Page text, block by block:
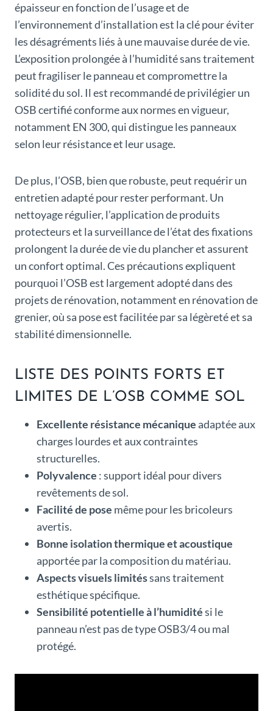
épaisseur en fonction de l’usage et de
l’environnement d’installation est la clé pour éviter
les désagréments liés à une mauvaise durée de vie.
L’exposition prolongée à l’humidité sans traitement
peut fragiliser le panneau et compromettre la
solidité du sol. Il est recommandé de privilégier un
OSB certifié conforme aux normes en vigueur,
notamment EN 300, qui distingue les panneaux
selon leur résistance et leur usage.
De plus, l’OSB, bien que robuste, peut requérir un
entretien adapté pour rester performant. Un
nettoyage régulier, l’application de produits
protecteurs et la surveillance de l’état des fixations
prolongent la durée de vie du plancher et assurent
un confort optimal. Ces précautions expliquent
pourquoi l’OSB est largement adopté dans des
projets de rénovation, notamment en rénovation de
grenier, où sa pose est facilitée par sa légèreté et sa
stabilité dimensionnelle.
LISTE DES POINTS FORTS ET
LIMITES DE L’OSB COMME SOL
Excellente résistance mécaniqueadaptée aux
charges lourdes et aux contraintes
structurelles.
Polyvalence : support idéal pour divers
revêtements de sol.
Facilité de pose même pour les bricoleurs
avertis.
Bonne isolation thermique et acoustique
apportée par la composition du matériau.
Aspects visuels limitéssans traitement
esthétique spécifique.
Sensibilité potentielle à l’humiditési le
panneau n’est pas de type OSB3/4 ou mal
protégé.